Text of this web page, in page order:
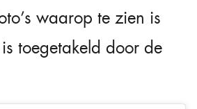
waarop te zien is
toegetakeld door de